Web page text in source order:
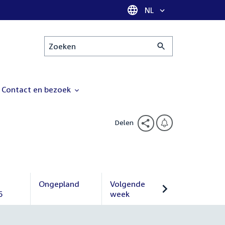
Taal selectie
NL
Zoeken
Contact en bezoek
Delen
Ongepland
Volgende
week
Volgende